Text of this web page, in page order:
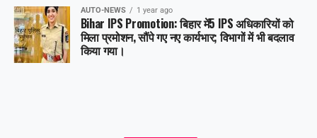
AUTO-NEWS 1 year ago
Bihar IPS Promotion: बिहार में5 IPS अधिकारियों को
मिला प्रमोशन, सौंपे गए नए कार्यभार; विभागों में भी बदलाव
किया गया।